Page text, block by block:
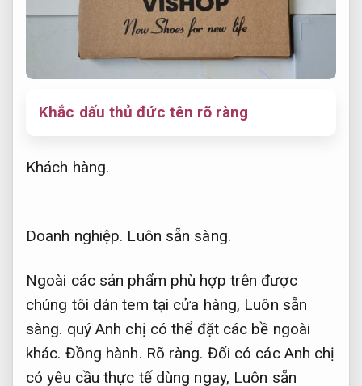
Khắc dấu thủ đức tên rõ ràng
Khách hàng.
Doanh nghiệp. Luôn sẵn sàng.
Ngoài các sản phẩm phù hợp trên được
chúng tôi dán tem tại cửa hàng, Luôn sẵn
sàng. quý Anh chị có thể đặt các bề ngoài
khác. Đồng hành. Rõ ràng. Đối có các Anh chị
có yêu cầu thực tế dùng ngay, Luôn sẵn